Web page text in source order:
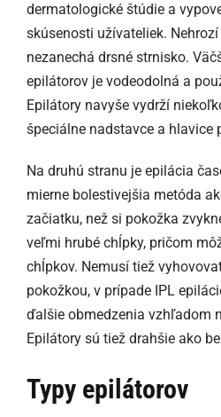
dermatologické štúdie a
skúsenosti užívateliek.
nezanechá drsné strnisko.
epilátorov je vodeodolná a
Epilátory navyše vydrží
špeciálne nadstavce a hlavice
Na druhú stranu je epilácia
mierne bolestivejšia metóda
začiatku, než si pokožka
veľmi hrubé chĺpky, pričom
chĺpkov. Nemusí tiež
pokožkou, v prípade IPL
ďalšie obmedzenia vzhľadom
Epilátory sú tiež drahšie ako
Typy epilátorov